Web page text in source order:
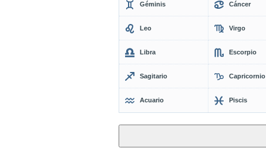
Géminis Cáncer
Leo Virgo
Libra Escorpio
Sagitario Capricornio
Acuario Piscis